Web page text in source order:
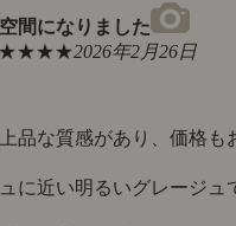
間になりました
2026年2月26日
品な質感があり、価格も
に近い明るいグレージュ